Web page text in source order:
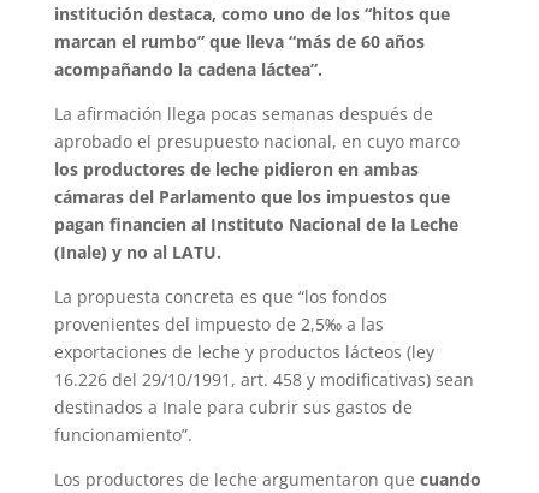
institución destaca, como uno de los “hitos que
marcan el rumbo” que lleva “más de 60 años
acompañando la cadena láctea”.
La afirmación llega pocas semanas después de
aprobado el presupuesto nacional, en cuyo marco
los productores de leche pidieron en ambas
cámaras del Parlamento que los impuestos que
pagan financien al Instituto Nacional de la Leche
(Inale) y no al LATU.
La propuesta concreta es que “los fondos
provenientes del impuesto de 2,5‰ a las
exportaciones de leche y productos lácteos (ley
16.226 del 29/10/1991, art. 458 y modificativas) sean
destinados a Inale para cubrir sus gastos de
funcionamiento”.
Los productores de leche argumentaron que cuando